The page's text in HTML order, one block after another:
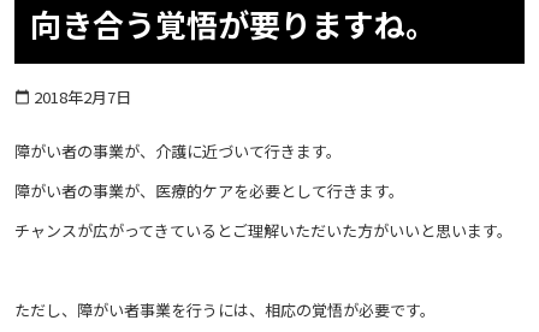
向き合う覚悟が要りますね。
calendar_today 2018年2月7日
障がい者の事業が、介護に近づいて行きます。
障がい者の事業が、医療的ケアを必要として行きます。
チャンスが広がってきているとご理解いただいた方がいいと思います。
ただし、障がい者事業を行うには、相応の覚悟が必要です。